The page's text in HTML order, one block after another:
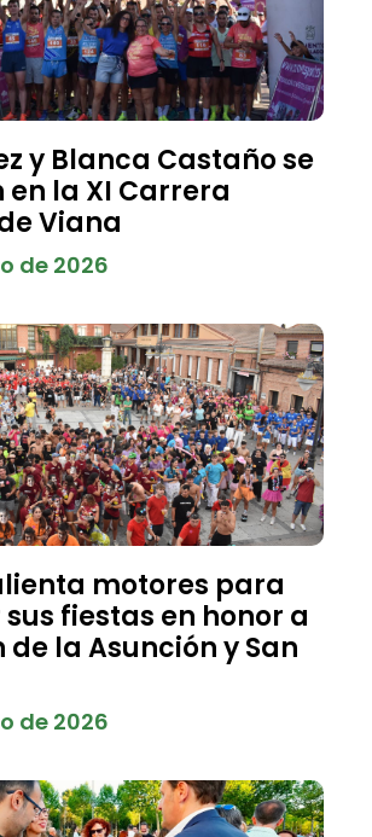
y Blanca Castaño se
la XI Carrera
Viana
de 2026
motores para
fiestas en honor a
de la Asunción y San
de 2026